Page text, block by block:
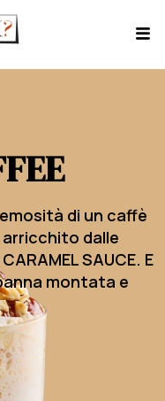
di un caffè
dalle
SAUCE. E
montata e